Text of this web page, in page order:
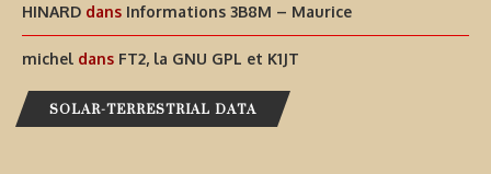
HINARD dans Informations 3B8M – Maurice
michel dans FT2, la GNU GPL et K1JT
SOLAR-TERRESTRIAL DATA